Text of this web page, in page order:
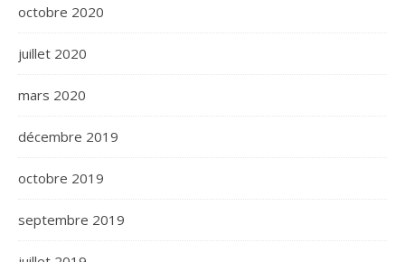
octobre 2020
juillet 2020
mars 2020
décembre 2019
octobre 2019
septembre 2019